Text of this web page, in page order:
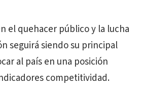
el quehacer público y la lucha
seguirá siendo su principal
al país en una posición
competitividad.